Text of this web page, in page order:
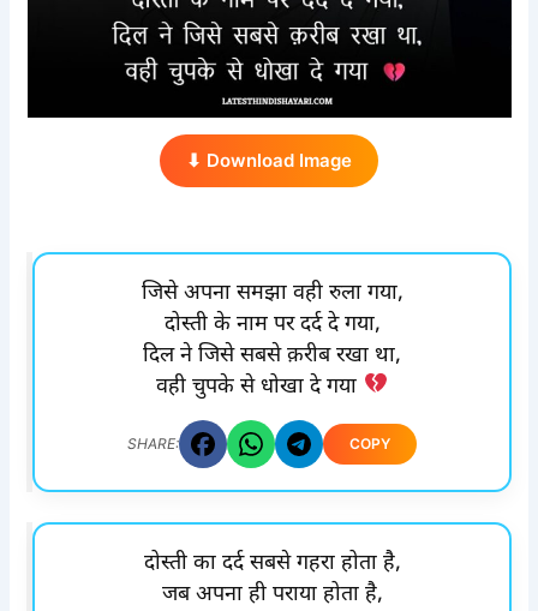
⬇ Download Image
जिसे अपना समझा वही रुला गया,
दोस्ती के नाम पर दर्द दे गया,
दिल ने जिसे सबसे क़रीब रखा था,
वही चुपके से धोखा दे गया
SHARE: COPY
दोस्ती का दर्द सबसे गहरा होता है,
जब अपना ही पराया होता है,